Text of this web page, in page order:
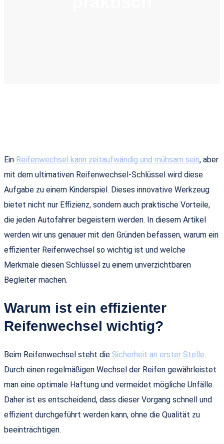
Ein Reifenwechsel kann zeitaufwändig und mühsam sein, aber
mit dem ultimativen Reifenwechsel-Schlüssel wird diese
Aufgabe zu einem Kinderspiel. Dieses innovative Werkzeug
bietet nicht nur Effizienz, sondern auch praktische Vorteile,
die jeden Autofahrer begeistern werden. In diesem Artikel
werden wir uns genauer mit den Gründen befassen, warum ein
effizienter Reifenwechsel so wichtig ist und welche
Merkmale diesen Schlüssel zu einem unverzichtbaren
Begleiter machen.
Warum ist ein effizienter
Reifenwechsel wichtig?
Beim Reifenwechsel steht die Sicherheit an erster Stelle.
Durch einen regelmäßigen Wechsel der Reifen gewährleistet
man eine optimale Haftung und vermeidet mögliche Unfälle.
Daher ist es entscheidend, dass dieser Vorgang schnell und
effizient durchgeführt werden kann, ohne die Qualität zu
beeinträchtigen.